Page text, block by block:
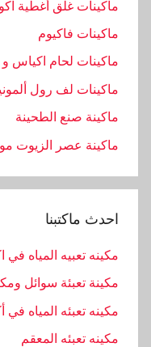
يماكينات غلق أغطية
ماكينات فاكيوم
ماكينات لحام اكياس و
ماكينات لف رول
ماكينة صنع الطحينة
ماكينة عصر الزيوت موديل 811 ماركة
احدث ماكتبنا
مكينه تعبيه المياه
مكينة تعبئة سوائل
مكينه تعبئه المياه في
مكينه تعبئه المعقم